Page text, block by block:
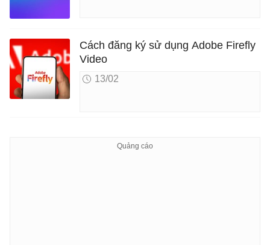
Cách đăng ký sử dụng Adobe Firefly
Video
13/02